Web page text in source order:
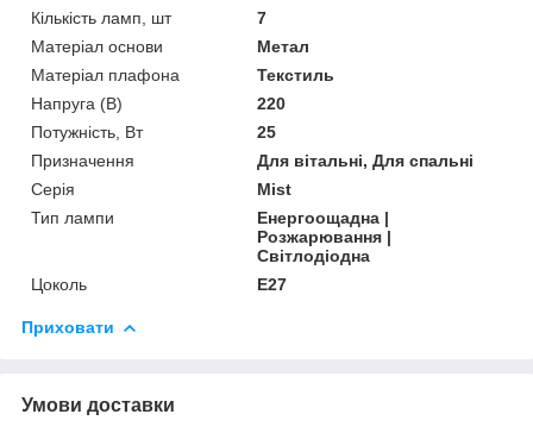
Кількість ламп, шт
7
Матеріал основи
Метал
Матеріал плафона
Текстиль
Напруга (В)
220
Потужність, Вт
25
Призначення
Для вітальні, Для спальні
Серія
Mist
Тип лампи
Енергоощадна |
Розжарювання |
Світлодіодна
Цоколь
E27
Приховати
Умови доставки